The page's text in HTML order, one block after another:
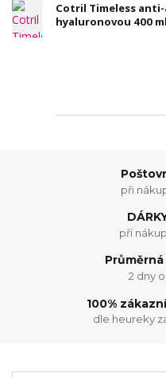
Cotril Timeless
hyaluronovou 400 ml
při
při
2 dny
100%
dle heureky